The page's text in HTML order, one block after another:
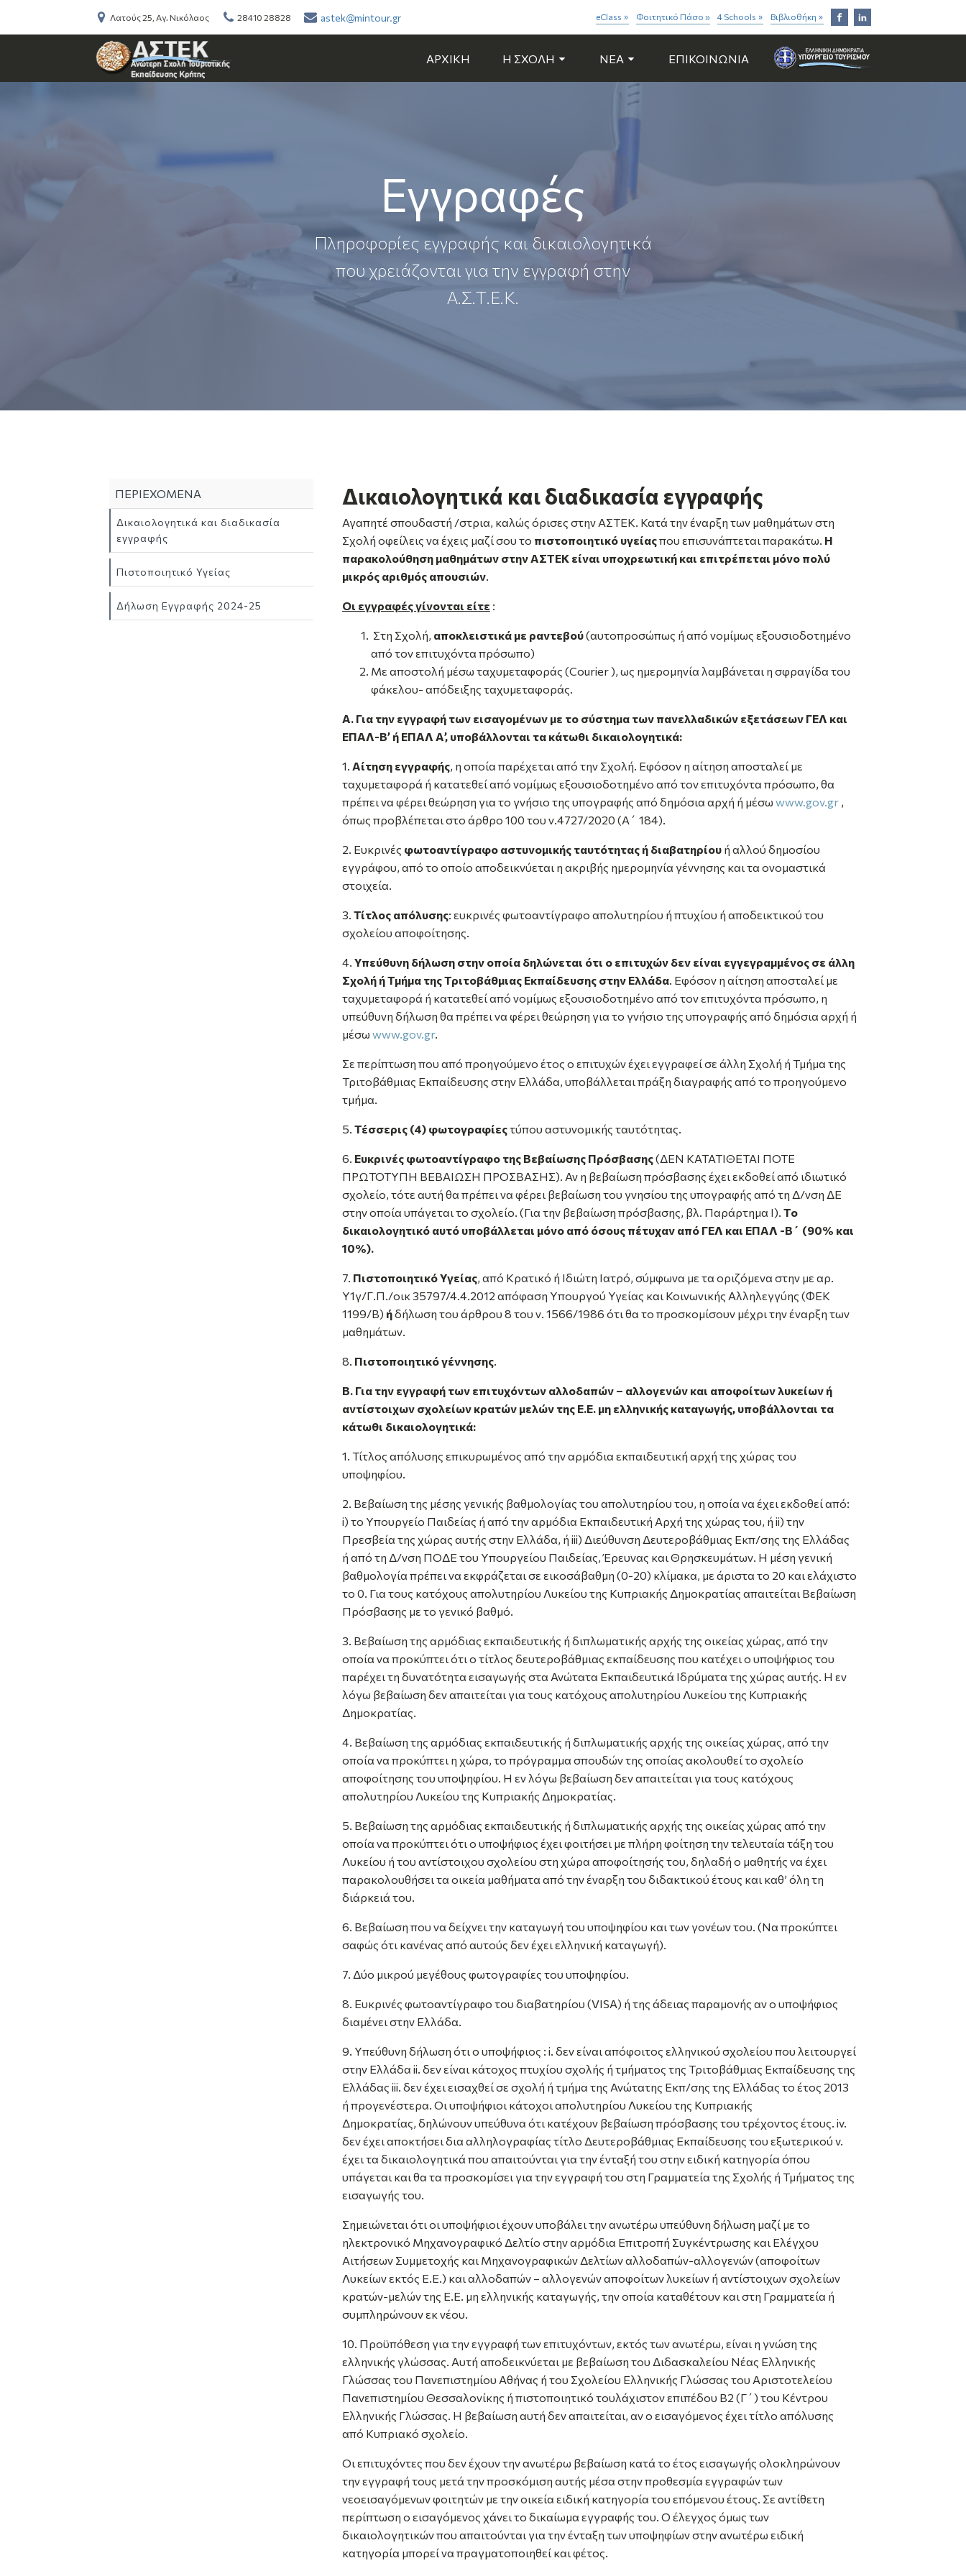
Λατούς 25, Αγ. Νικόλαος 28410 28828 astek@mintour.gr eClass » Φοιτητικό Πάσο » 4 Schools » Βιβλιοθήκη »
ΑΡΧΙΚΗ Η ΣΧΟΛΗ NEA ΕΠΙΚΟΙΝΩΝΙΑ
Εγγραφές
Πληροφορίες εγγραφής και δικαιολογητικά
που χρειάζονται για την εγγραφή στην
Α.Σ.Τ.Ε.Κ.
ΠΕΡΙΕΧΟΜΕΝΑ
Δικαιολογητικά και διαδικασία
εγγραφής
Πιστοποιητικό Υγείας
Δήλωση Εγγραφής 2024-25
Δικαιολογητικά και διαδικασία εγγραφής
Αγαπητέ σπουδαστή /στρια, καλώς όρισες στην ΑΣΤΕΚ. Κατά την έναρξη των μαθημάτων στη
Σχολή οφείλεις να έχεις μαζί σου το πιστοποιητικό υγείαςπου επισυνάπτεται παρακάτω. Η
παρακολούθηση μαθημάτων στην ΑΣΤΕΚ είναι υποχρεωτική και επιτρέπεται μόνο πολύ
μικρός αριθμός απουσιών.
Οι εγγραφές γίνονται είτε :
Στη Σχολή, αποκλειστικά με ραντεβού(αυτοπροσώπως ή από νομίμως εξουσιοδοτημένο
από τον επιτυχόντα πρόσωπο)
Με αποστολή μέσω ταχυμεταφοράς (Courier ), ως ημερομηνία λαμβάνεται η σφραγίδα του
φάκελου- απόδειξης ταχυμεταφοράς.
A. Για την εγγραφή των εισαγομένων με το σύστημα των πανελλαδικών εξετάσεων ΓΕΛ και
ΕΠΑΛ-Β’ ή ΕΠΑΛ Α’, υποβάλλονται τα κάτωθι δικαιολογητικά:
1. Αίτηση εγγραφής, η οποία παρέχεται από την Σχολή. Εφόσον η αίτηση αποσταλεί με
ταχυμεταφορά ή κατατεθεί από νομίμως εξουσιοδοτημένο από τον επιτυχόντα πρόσωπο, θα
πρέπει να φέρει θεώρηση για το γνήσιο της υπογραφής από δημόσια αρχή ή μέσω www.gov.gr,
όπως προβλέπεται στο άρθρο 100 του ν.4727/2020 (Α΄ 184).
2. Ευκρινές φωτοαντίγραφο αστυνομικής ταυτότητας ή διαβατηρίου ή αλλού δημοσίου
εγγράφου, από το οποίο αποδεικνύεται η ακριβής ημερομηνία γέννησης και τα ονομαστικά
στοιχεία.
3. Τίτλος απόλυσης: ευκρινές φωτοαντίγραφο απολυτηρίου ή πτυχίου ή αποδεικτικού του
σχολείου αποφοίτησης.
4. Υπεύθυνη δήλωση στην οποία δηλώνεται ότι ο επιτυχών δεν είναι εγγεγραμμένος σε άλλη
Σχολή ή Τμήμα της Τριτοβάθμιας Εκπαίδευσης στην Ελλάδα. Εφόσον η αίτηση αποσταλεί με
ταχυμεταφορά ή κατατεθεί από νομίμως εξουσιοδοτημένο από τον επιτυχόντα πρόσωπο, η
υπεύθυνη δήλωση θα πρέπει να φέρει θεώρηση για το γνήσιο της υπογραφής από δημόσια αρχή ή
μέσω www.gov.gr.
Σε περίπτωση που από προηγούμενο έτος ο επιτυχών έχει εγγραφεί σε άλλη Σχολή ή Τμήμα της
Τριτοβάθμιας Εκπαίδευσης στην Ελλάδα, υποβάλλεται πράξη διαγραφής από το προηγούμενο
τμήμα.
5. Τέσσερις (4) φωτογραφίεςτύπου αστυνομικής ταυτότητας.
6. Ευκρινές φωτοαντίγραφο της Βεβαίωσης Πρόσβασης(ΔΕΝ ΚΑΤΑΤΙΘΕΤΑΙ ΠΟΤΕ
ΠΡΩΤΟΤΥΠΗ ΒΕΒΑΙΩΣΗ ΠΡΟΣΒΑΣΗΣ). Αν η βεβαίωση πρόσβασης έχει εκδοθεί από ιδιωτικό
σχολείο, τότε αυτή θα πρέπει να φέρει βεβαίωση του γνησίου της υπογραφής από τη Δ/νση ΔΕ
στην οποία υπάγεται το σχολείο. (Για την βεβαίωση πρόσβασης, βλ. Παράρτημα Ι). Το
δικαιολογητικό αυτό υποβάλλεται μόνο από όσους πέτυχαν από ΓΕΛ και ΕΠΑΛ -Β΄ (90% και
10%).
7. Πιστοποιητικό Υγείας, από Κρατικό ή Ιδιώτη Ιατρό, σύμφωνα με τα οριζόμενα στην με αρ.
Υ1γ/Γ.Π./οικ 35797/4.4.2012 απόφαση Υπουργού Υγείας και Κοινωνικής Αλληλεγγύης (ΦΕΚ
1199/Β) ήδήλωση του άρθρου 8 του ν. 1566/1986 ότι θα το προσκομίσουν μέχρι την έναρξη των
μαθημάτων.
8. Πιστοποιητικό γέννησης.
B. Για την εγγραφή των επιτυχόντων αλλοδαπών – αλλογενών και αποφοίτωνλυκείων ή
αντίστοιχων σχολείων κρατών μελών της Ε.Ε. μη ελληνικής καταγωγής, υποβάλλονται τα
κάτωθι δικαιολογητικά:
1. Τίτλος απόλυσης επικυρωμένος από την αρμόδια εκπαιδευτική αρχή της χώρας του
υποψηφίου.
2. Βεβαίωση της μέσης γενικής βαθμολογίας του απολυτηρίου του, η οποία να έχει εκδοθεί από:
i) το Υπουργείο Παιδείας ή από την αρμόδια Εκπαιδευτική Αρχή της χώρας του, ή ii) την
Πρεσβεία της χώρας αυτής στην Ελλάδα, ή iii) Διεύθυνση Δευτεροβάθμιας Εκπ/σης της Ελλάδας
ή από τη Δ/νση ΠΟΔΕ του Υπουργείου Παιδείας, Έρευνας και Θρησκευμάτων. Η μέση γενική
βαθμολογία πρέπει να εκφράζεται σε εικοσάβαθμη (0-20) κλίμακα, με άριστα το 20 και ελάχιστο
το 0. Για τους κατόχους απολυτηρίου Λυκείου της Κυπριακής Δημοκρατίας απαιτείται Βεβαίωση
Πρόσβασης με το γενικό βαθμό.
3. Βεβαίωση της αρμόδιας εκπαιδευτικής ή διπλωματικής αρχής της οικείας χώρας, από την
οποία να προκύπτει ότι ο τίτλος δευτεροβάθμιας εκπαίδευσης που κατέχει ο υποψήφιος του
παρέχει τη δυνατότητα εισαγωγής στα Ανώτατα Εκπαιδευτικά Ιδρύματα της χώρας αυτής. Η εν
λόγω βεβαίωση δεν απαιτείται για τους κατόχους απολυτηρίου Λυκείου της Κυπριακής
Δημοκρατίας.
4. Βεβαίωση της αρμόδιας εκπαιδευτικής ή διπλωματικής αρχής της οικείας χώρας, από την
οποία να προκύπτει η χώρα, το πρόγραμμα σπουδών της οποίας ακολουθεί το σχολείο
αποφοίτησης του υποψηφίου. Η εν λόγω βεβαίωση δεν απαιτείται για τους κατόχους
απολυτηρίου Λυκείου της Κυπριακής Δημοκρατίας.
5. Βεβαίωση της αρμόδιας εκπαιδευτικής ή διπλωματικής αρχής της οικείας χώρας από την
οποία να προκύπτει ότι ο υποψήφιος έχει φοιτήσει με πλήρη φοίτηση την τελευταία τάξη του
Λυκείου ή του αντίστοιχου σχολείου στη χώρα αποφοίτησής του, δηλαδή ο μαθητής να έχει
παρακολουθήσει τα οικεία μαθήματα από την έναρξη του διδακτικού έτους και καθ’ όλη τη
διάρκειά του.
6. Βεβαίωση που να δείχνει την καταγωγή του υποψηφίου και των γονέων του. (Να προκύπτει
σαφώς ότι κανένας από αυτούς δεν έχει ελληνική καταγωγή).
7. Δύο μικρού μεγέθους φωτογραφίες του υποψηφίου.
8. Ευκρινές φωτοαντίγραφο του διαβατηρίου (VISA) ή της άδειας παραμονής αν ο υποψήφιος
διαμένει στην Ελλάδα.
9. Υπεύθυνη δήλωση ότι ο υποψήφιος : i. δεν είναι απόφοιτος ελληνικού σχολείου που λειτουργεί
στην Ελλάδα ii. δεν είναι κάτοχος πτυχίου σχολής ή τμήματος της Τριτοβάθμιας Εκπαίδευσης της
Ελλάδας iii. δεν έχει εισαχθεί σε σχολή ή τμήμα της Ανώτατης Εκπ/σης της Ελλάδας το έτος 2013
ή προγενέστερα. Οι υποψήφιοι κάτοχοι απολυτηρίου Λυκείου της Κυπριακής
Δημοκρατίας, δηλώνουν υπεύθυνα ότι κατέχουν βεβαίωση πρόσβασης του τρέχοντος έτους. iv.
δεν έχει αποκτήσει δια αλληλογραφίας τίτλο Δευτεροβάθμιας Εκπαίδευσης του εξωτερικού v.
έχει τα δικαιολογητικά που απαιτούνται για την ένταξή του στην ειδική κατηγορία όπου
υπάγεται και θα τα προσκομίσει για την εγγραφή του στη Γραμματεία της Σχολής ή Τμήματος της
εισαγωγής του.
Σημειώνεται ότι οι υποψήφιοι έχουν υποβάλει την ανωτέρω υπεύθυνη δήλωση μαζί με το
ηλεκτρονικό Μηχανογραφικό Δελτίο στην αρμόδια Επιτροπή Συγκέντρωσης και Ελέγχου
Αιτήσεων Συμμετοχής και Μηχανογραφικών Δελτίων αλλοδαπών-αλλογενών (αποφοίτων
Λυκείων εκτός Ε.Ε.) και αλλοδαπών – αλλογενών αποφοίτων λυκείων ή αντίστοιχων σχολείων
κρατών-μελών της Ε.Ε. μη ελληνικής καταγωγής, την οποία καταθέτουν και στη Γραμματεία ή
συμπληρώνουν εκ νέου.
10. Προϋπόθεση για την εγγραφή των επιτυχόντων, εκτός των ανωτέρω, είναι η γνώση της
ελληνικής γλώσσας. Αυτή αποδεικνύεται με βεβαίωση του Διδασκαλείου Νέας Ελληνικής
Γλώσσας του Πανεπιστημίου Αθήνας ή του Σχολείου Ελληνικής Γλώσσας του Αριστοτελείου
Πανεπιστημίου Θεσσαλονίκης ή πιστοποιητικό τουλάχιστον επιπέδου Β2 (Γ΄) του Κέντρου
Ελληνικής Γλώσσας. Η βεβαίωση αυτή δεν απαιτείται, αν ο εισαγόμενος έχει τίτλο απόλυσης
από Κυπριακό σχολείο.
Οι επιτυχόντες που δεν έχουν την ανωτέρω βεβαίωση κατά το έτος εισαγωγής ολοκληρώνουν
την εγγραφή τους μετά την προσκόμιση αυτής μέσα στην προθεσμία εγγραφών των
νεοεισαγόμενων φοιτητών με την οικεία ειδική κατηγορία του επόμενου έτους. Σε αντίθετη
περίπτωση ο εισαγόμενος χάνει το δικαίωμα εγγραφής του. Ο έλεγχος όμως των
δικαιολογητικών που απαιτούνται για την ένταξη των υποψηφίων στην ανωτέρω ειδική
κατηγορία μπορεί να πραγματοποιηθεί και φέτος.